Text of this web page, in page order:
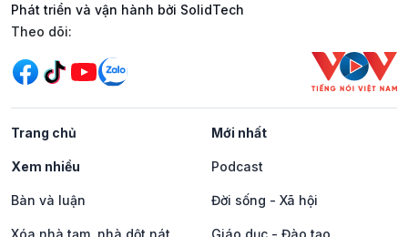
Phát triển và vận hành bởi SolidTech
Mạng xã hội
Theo dõi:
Trang chủ Mới nhất
Xem nhiều Podcast
Bàn và luận Đời sống - Xã hội
Xóa nhà tạm, nhà dột nát Giáo dục - Đào tạo